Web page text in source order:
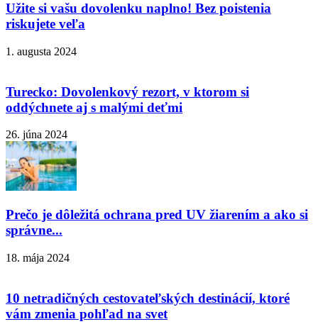
Užite si vašu dovolenku naplno! Bez poistenia
riskujete veľa
1. augusta 2024
Turecko: Dovolenkový rezort, v ktorom si
oddýchnete aj s malými deťmi
26. júna 2024
Prečo je dôležitá ochrana pred UV žiarením a ako si
správne...
18. mája 2024
10 netradičných cestovateľských destinácií, ktoré
vám zmenia pohľad na svet